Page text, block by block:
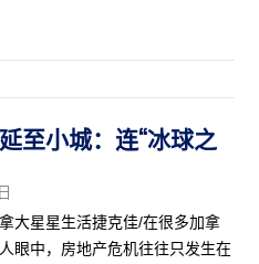
至小城：连“冰球之
大星星生活捷克佳/在很多加拿
眼中，房地产危机往往只发生在